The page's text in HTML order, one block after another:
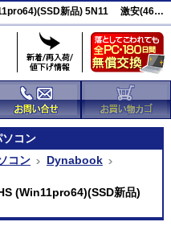
【即納パソコン】dynabook G83/HS (Win11pro64)(SSD新品) 5N11 激安(46514)
コン
コン
Dynabook
(Win11pro64)(SSD新品)